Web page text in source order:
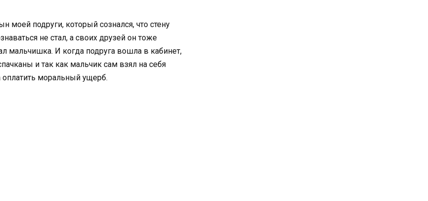
моей подруги, который сознался, что стену
не стал, а своих друзей он тоже
мальчишка. И когда подруга вошла в кабинет,
и так как мальчик сам взял на себя
оплатить моральный ущерб.